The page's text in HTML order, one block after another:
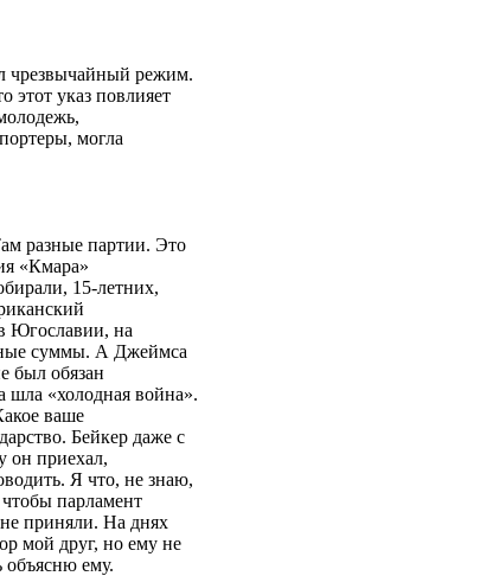
чрезвычайный режим.
этот указ повлияет
могла
разные партии. Это
«Кмара»
15-летних,
Югославии, на
суммы. А Джеймса
был обязан
шла «холодная война».
ваше
Бейкер даже с
он приехал,
Я что, не знаю,
парламент
приняли. На днях
мой друг, но ему не
объясню ему.